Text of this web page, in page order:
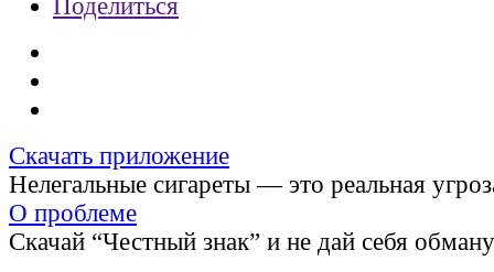
Поделиться
Скачать приложение
Нелегальные сигареты — это реальная
О проблеме
Скачай “Честный знак” и не дай себя